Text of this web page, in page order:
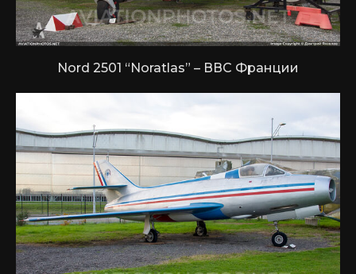
Nord 2501 “Noratlas” – ВВС Франции